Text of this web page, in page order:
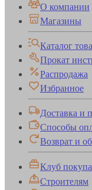
О компании
Магазины
Каталог
Прокат
Распродажа
Избранное
Доставка и
Способы
Возврат и
Клуб
Строителям